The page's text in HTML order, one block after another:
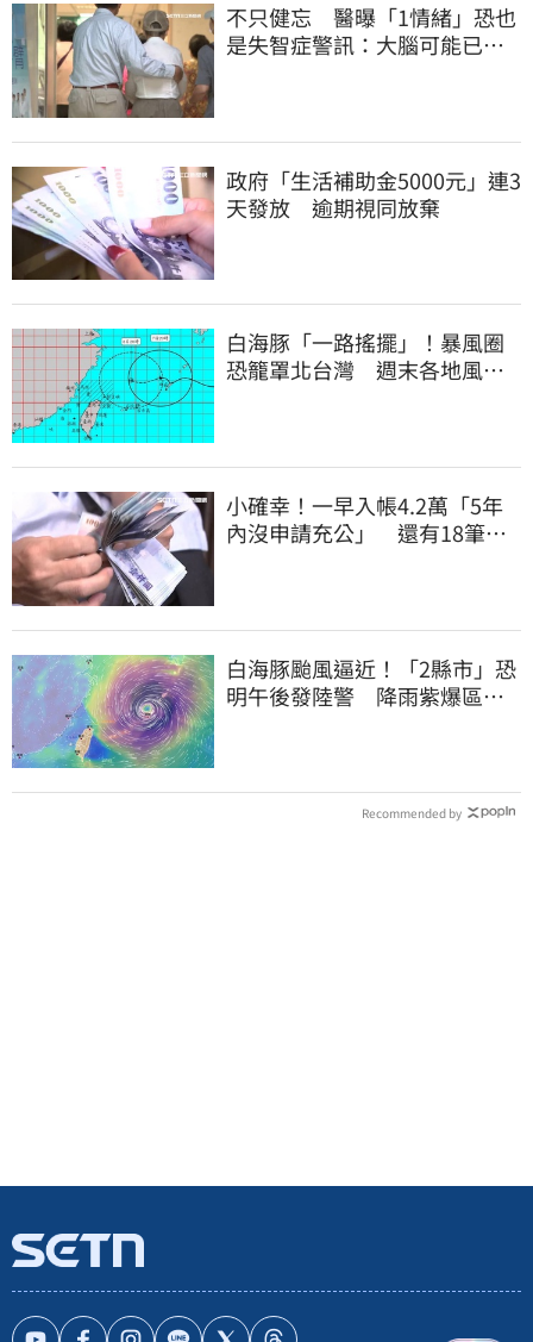
不只健忘 醫曝「1情緒」恐也
是失智症警訊：大腦可能已發
政府「生活補助金5000元」連3
天發放 逾期視同放棄
白海豚「一路搖擺」！暴風圈
恐籠罩北台灣 週末各地風雨
小確幸！一早入帳4.2萬「5年
內沒申請充公」 還有18筆錢
白海豚颱風逼近！「2縣市」恐
明午後發陸警 降雨紫爆區域
Recommended by